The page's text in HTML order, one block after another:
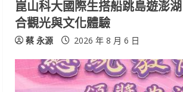
崑山科大國際生搭船跳島遊澎
合觀光與文化體驗
蔡 永源 2026 年 8 月 6 日